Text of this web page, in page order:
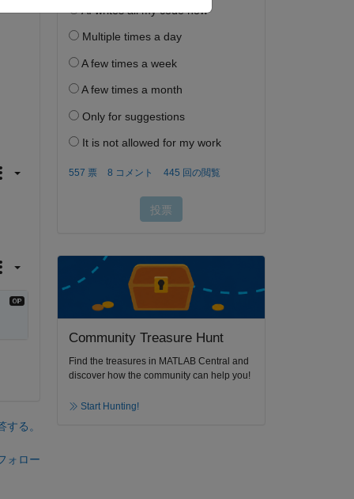
る。
ォロー
Community Treasure Hunt
Find the treasures in MATLAB Central and
discover how the community can help you!
Start Hunting!